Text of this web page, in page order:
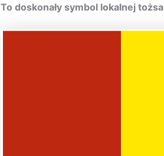
To doskonały symbol lokalnej